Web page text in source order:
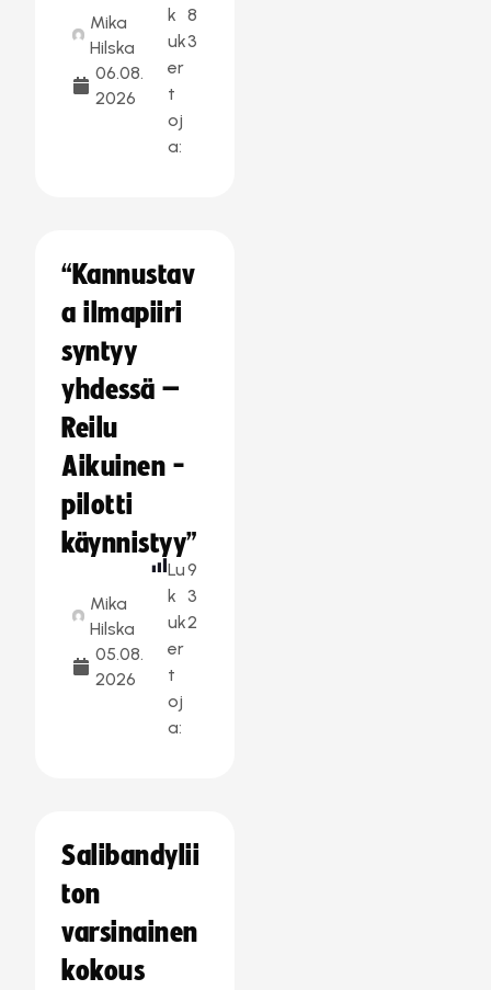
Mika
Hilska
06.08.
2026
k
uk
er
t
oj
a:
8
3
“Kannustav
a ilmapiiri
syntyy
yhdessä –
Reilu
Aikuinen -
pilotti
käynnistyy”
Mika
Hilska
05.08.
2026
Lu
k
uk
er
t
oj
a:
9
3
2
Salibandylii
ton
varsinainen
kokous